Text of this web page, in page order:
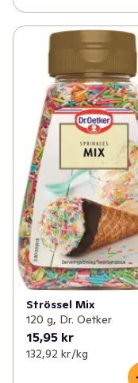
Strössel Mix
120 g, Dr. Oetker
15,95 kr
132,92 kr /kg